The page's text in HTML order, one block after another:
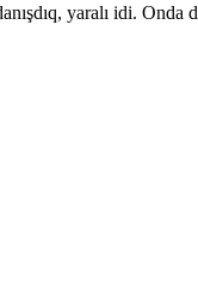
yaralı idi.